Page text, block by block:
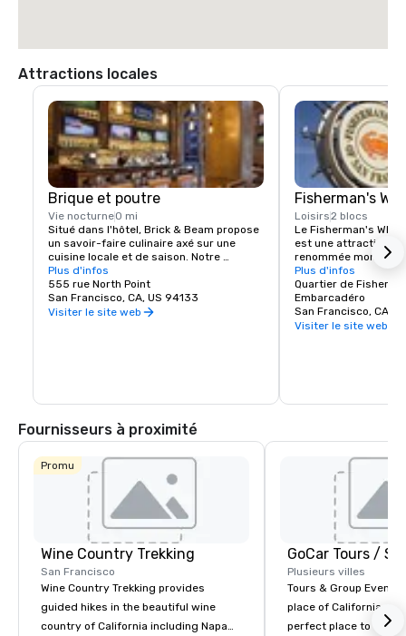
Attractions locales
Brique et poutre
Vie nocturne0 mi
Situé dans l'hôtel, Brick & Beam propose
un savoir-faire culinaire axé sur une
cuisine locale et de saison. Notre
programme Seafood Watch est une
nouvelle approche de l'alimentation
durable, qui comprend un menu
responsable composé de produits locaux
commencer votre soirée en ville.
Plus d'infos
555 rue North Point
San Francisco, CA, US 94133
Visiter le site web
Fisherman's
Loisirs2 blocs
Le Fisherman's
est une attraction
renommée
et une zone
animés. Abritant
renommée
hôtels et
divertissement, le
Plus d'infos
Quartier de
Embarcadéro
San Francisco, CA,
Visiter le site web
Fournisseurs à proximité
Promu
Wine Country Trekking
San Francisco
Wine Country Trekking provides
guided hikes in the beautiful wine
country of California including Napa
Plusieurs villes
Tours & Group Events
place of California.
perfect place to visit